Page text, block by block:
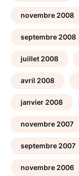
novembre 2008
septembre 2008
juillet 2008
avril 2008
janvier 2008
novembre 2007
septembre 2007
novembre 2006